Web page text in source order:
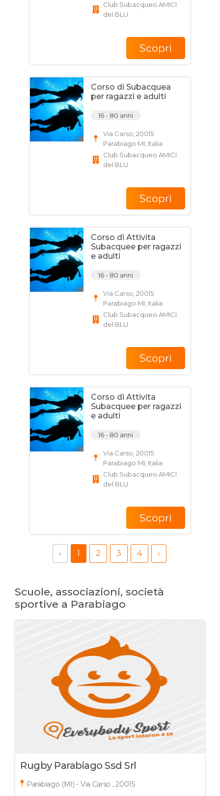
Club Subacqueo AMICI
del BLU
Scopri
Corso di Subacquea
per ragazzi e adulti
16 - 80 anni
Via Carso, 20015
Parabiago MI, Italia
Club Subacqueo AMICI
del BLU
Scopri
Corso di Attivita
Subacquee per ragazzi
e adulti
16 - 80 anni
Via Carso, 20015
Parabiago MI, Italia
Club Subacqueo AMICI
del BLU
Scopri
Corso di Attivita
Subacquee per ragazzi
e adulti
16 - 80 anni
Via Carso, 20015
Parabiago MI, Italia
Club Subacqueo AMICI
del BLU
Scopri
‹ 1 2 3 4 ›
Scuole, associazioni, società
sportive a Parabiago
Rugby Parabiago Ssd Srl
Parabiago (MI) - Via Carso , 20015